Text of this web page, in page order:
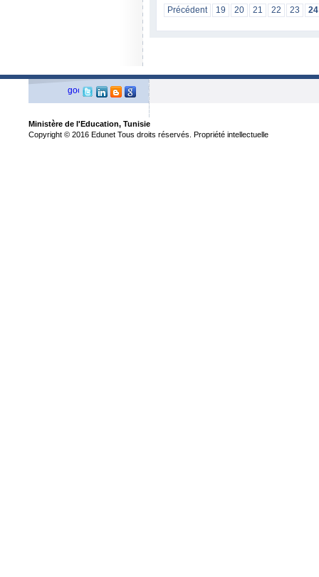
Précédent 19 20 21 22 23 24
Ministère de l'Education, Tunisie
Copyright © 2016 Edunet Tous droits réservés. Propriété intellectuelle